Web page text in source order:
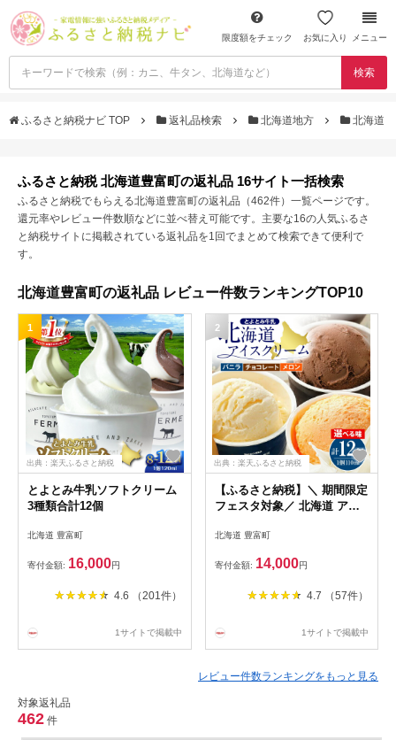
限度額をチェック お気に入り メニュー
検索
ふるさと納税ナビ TOP 返礼品検索 北海道地方 北海道
ふるさと納税 北海道豊富町の返礼品 16サイト一括検索
ふるさと納税でもらえる北海道豊富町の返礼品（462件）一覧ページです。
還元率やレビュー件数順などに並べ替え可能です。主要な16の人気ふるさ
と納税サイトに掲載されている返礼品を1回でまとめて検索できて便利で
す。
北海道豊富町の返礼品 レビュー件数ランキングTOP10
1
出典：楽天ふるさと納税
とよとみ牛乳ソフトクリーム
3種類合計12個
北海道 豊富町
寄付金額: 16,000円
4.6 （201件）
1サイトで掲載中
2
出典：楽天ふるさと納税
【ふるさと納税】＼ 期間限定
フェスタ対象／ 北海道 アイ
る バニラ・チョコレート セ
コーマート セイコマ セコマ
贈答 プレゼント お取り寄せ
フト 豊富町
北海道 豊富町
寄付金額: 14,000円
4.7 （57件）
1サイトで掲載中
レビュー件数ランキングをもっと見る
対象返礼品
462 件